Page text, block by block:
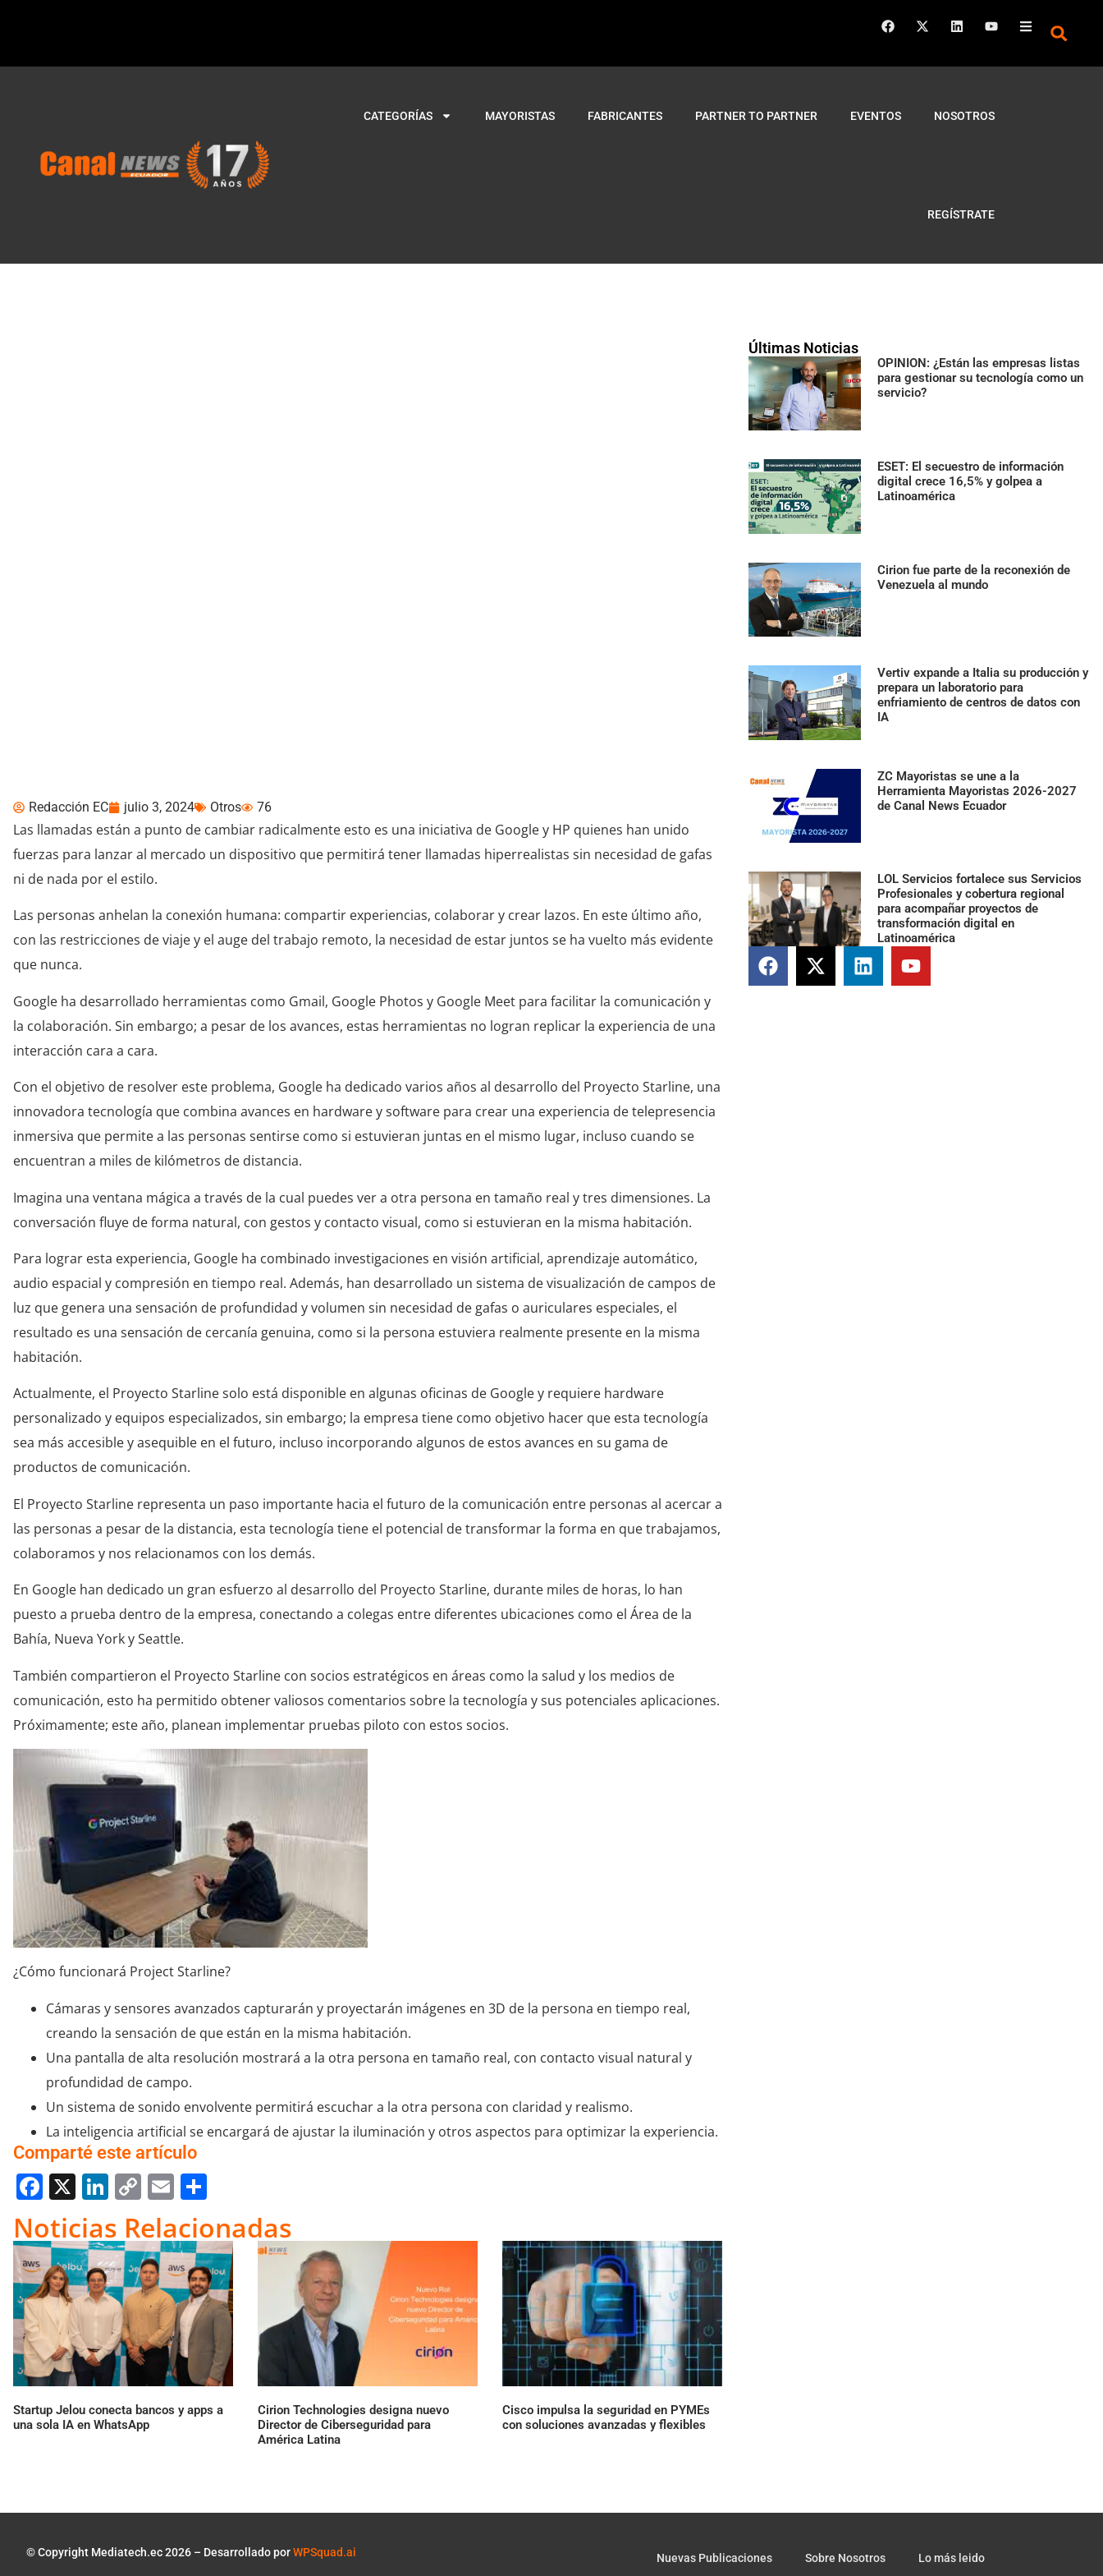
CATEGORÍAS MAYORISTAS FABRICANTES PARTNER TO PARTNER EVENTOS NOSOTROS
REGÍSTRATE
Últimas Noticias
OPINION: ¿Están las empresas listas
para gestionar su tecnología como un
servicio?
ESET: El secuestro de información
digital crece 16,5% y golpea a
Latinoamérica
Cirion fue parte de la reconexión de
Venezuela al mundo
Vertiv expande a Italia su producción y
prepara un laboratorio para
enfriamiento de centros de datos con
IA
ZC Mayoristas se une a la
Herramienta Mayoristas 2026-2027
de Canal News Ecuador
LOL Servicios fortalece sus Servicios
Profesionales y cobertura regional
para acompañar proyectos de
transformación digital en
Latinoamérica
Redacción EC julio 3, 2024 Otros 76
Las llamadas están a punto de cambiar radicalmente esto es una iniciativa de Google y HP quienes han unido
fuerzas para lanzar al mercado un dispositivo que permitirá tener llamadas hiperrealistas sin necesidad de gafas
ni de nada por el estilo.
Las personas anhelan la conexión humana: compartir experiencias, colaborar y crear lazos. En este último año,
con las restricciones de viaje y el auge del trabajo remoto, la necesidad de estar juntos se ha vuelto más evidente
que nunca.
Google ha desarrollado herramientas como Gmail, Google Photos y Google Meet para facilitar la comunicación y
la colaboración. Sin embargo; a pesar de los avances, estas herramientas no logran replicar la experiencia de una
interacción cara a cara.
Con el objetivo de resolver este problema, Google ha dedicado varios años al desarrollo del Proyecto Starline, una
innovadora tecnología que combina avances en hardware y software para crear una experiencia de telepresencia
inmersiva que permite a las personas sentirse como si estuvieran juntas en el mismo lugar, incluso cuando se
encuentran a miles de kilómetros de distancia.
Imagina una ventana mágica a través de la cual puedes ver a otra persona en tamaño real y tres dimensiones. La
conversación fluye de forma natural, con gestos y contacto visual, como si estuvieran en la misma habitación.
Para lograr esta experiencia, Google ha combinado investigaciones en visión artificial, aprendizaje automático,
audio espacial y compresión en tiempo real. Además, han desarrollado un sistema de visualización de campos de
luz que genera una sensación de profundidad y volumen sin necesidad de gafas o auriculares especiales, el
resultado es una sensación de cercanía genuina, como si la persona estuviera realmente presente en la misma
habitación.
Actualmente, el Proyecto Starline solo está disponible en algunas oficinas de Google y requiere hardware
personalizado y equipos especializados, sin embargo; la empresa tiene como objetivo hacer que esta tecnología
sea más accesible y asequible en el futuro, incluso incorporando algunos de estos avances en su gama de
productos de comunicación.
El Proyecto Starline representa un paso importante hacia el futuro de la comunicación entre personas al acercar a
las personas a pesar de la distancia, esta tecnología tiene el potencial de transformar la forma en que trabajamos,
colaboramos y nos relacionamos con los demás.
En Google han dedicado un gran esfuerzo al desarrollo del Proyecto Starline, durante miles de horas, lo han
puesto a prueba dentro de la empresa, conectando a colegas entre diferentes ubicaciones como el Área de la
Bahía, Nueva York y Seattle.
También compartieron el Proyecto Starline con socios estratégicos en áreas como la salud y los medios de
comunicación, esto ha permitido obtener valiosos comentarios sobre la tecnología y sus potenciales aplicaciones.
Próximamente; este año, planean implementar pruebas piloto con estos socios.
¿Cómo funcionará Project Starline?
Cámaras y sensores avanzados capturarán y proyectarán imágenes en 3D de la persona en tiempo real,
creando la sensación de que están en la misma habitación.
Una pantalla de alta resolución mostrará a la otra persona en tamaño real, con contacto visual natural y
profundidad de campo.
Un sistema de sonido envolvente permitirá escuchar a la otra persona con claridad y realismo.
La inteligencia artificial se encargará de ajustar la iluminación y otros aspectos para optimizar la experiencia.
Comparté este artículo
Facebook
X LinkedIn
Copy
Link
Email
Noticias Relacionadas
Startup Jelou conecta bancos y apps a
una sola IA en WhatsApp
Cirion Technologies designa nuevo
Director de Ciberseguridad para
América Latina
Cisco impulsa la seguridad en PYMEs
con soluciones avanzadas y flexibles
© Copyright Mediatech.ec 2026 – Desarrollado porWPSquad.ai Nuevas Publicaciones Sobre Nosotros Lo más leido